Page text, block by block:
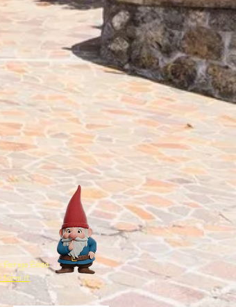
Elisa
forni.it